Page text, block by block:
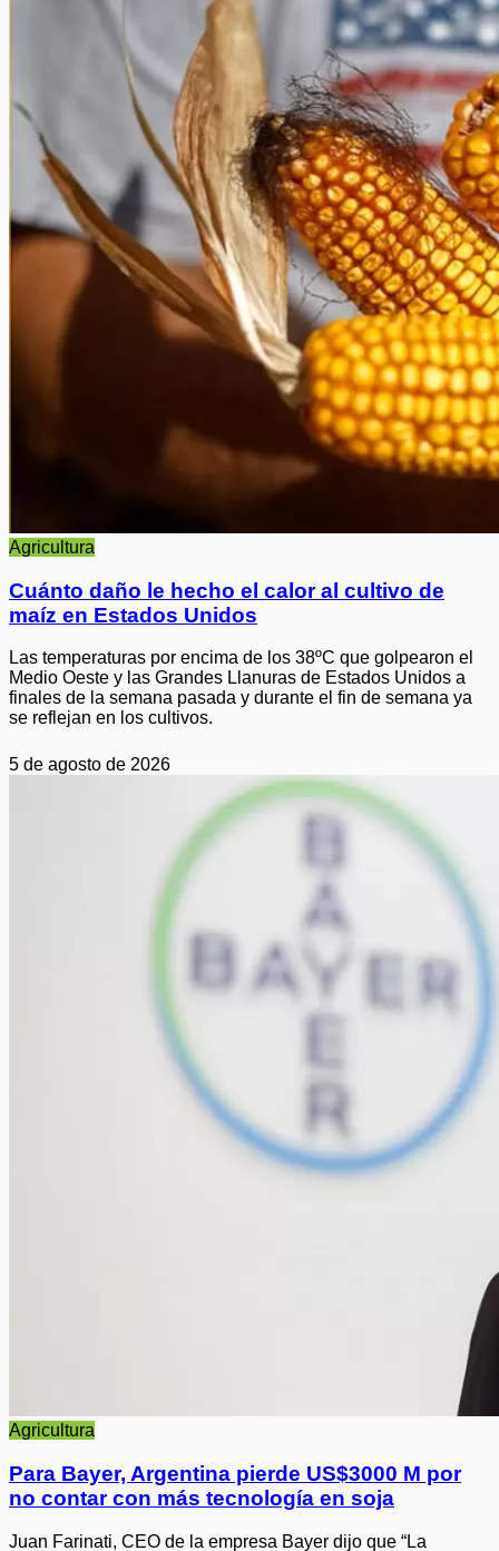
Agricultura
Cuánto daño le hecho el calor al cultivo de
maíz en Estados Unidos
Las temperaturas por encima de los 38ºC que golpearon el
Medio Oeste y las Grandes Llanuras de Estados Unidos a
finales de la semana pasada y durante el fin de semana ya
se reflejan en los cultivos.
5 de agosto de 2026
Agricultura
Para Bayer, Argentina pierde US$3000 M por
no contar con más tecnología en soja
Juan Farinati, CEO de la empresa Bayer dijo que “La